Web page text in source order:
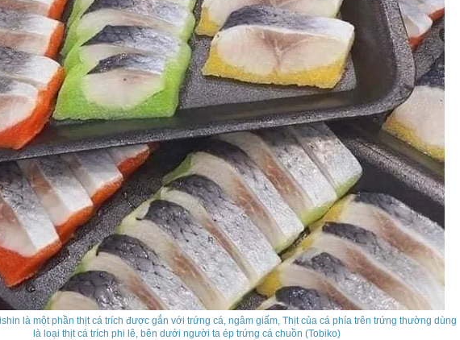
là một phần thịt cá trích được gắn với trứng cá, ngâm giấm, Thịt của cá phía trên trứng thường dùng
là loại thịt cá trích phi lê, bên dưới người ta ép trứng cá chuồn (Tobiko)